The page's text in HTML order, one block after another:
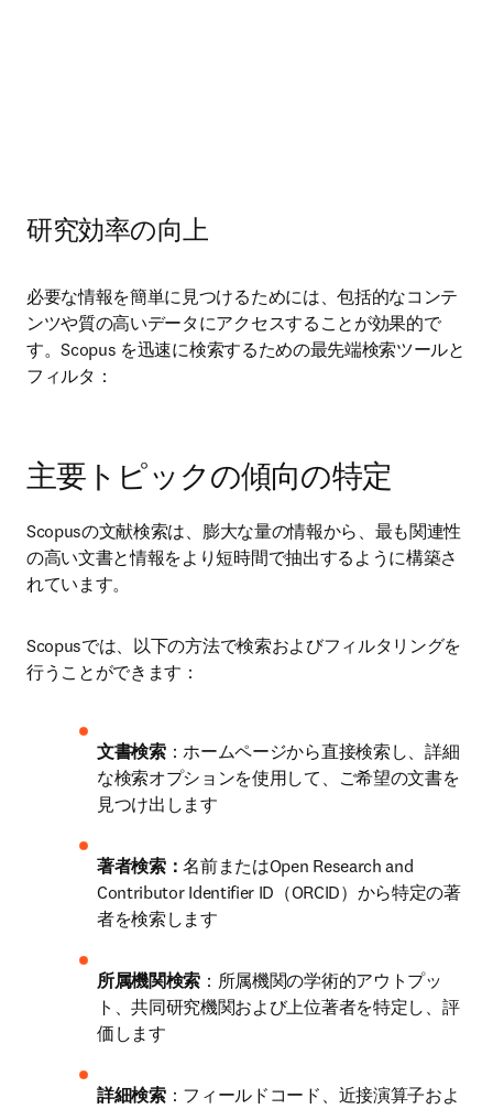
研究効率の向上
必要な情報を簡単に見つけるためには、包括的なコンテ
ンツや質の高いデータにアクセスすることが効果的で
す。Scopus を迅速に検索するための最先端検索ツールと
フィルタ：
主要トピックの傾向の特定
Scopusの文献検索は、膨大な量の情報から、最も関連性
の高い文書と情報をより短時間で抽出するように構築さ
れています。
Scopusでは、以下の方法で検索およびフィルタリングを
行うことができます：
文書検索：ホームページから直接検索し、詳細
な検索オプションを使用して、ご希望の文書を
見つけ出します
著者検索：名前またはOpen Research and
Contributor Identifier ID（ORCID）から特定の著
者を検索します
所属機関検索 ：所属機関の学術的アウトプッ
ト、共同研究機関および上位著者を特定し、評
価します
詳細検索：フィールドコード、近接演算子およ